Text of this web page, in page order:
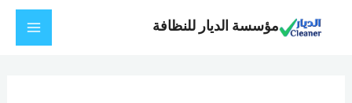
مؤسسة الديار للنظافة
Main